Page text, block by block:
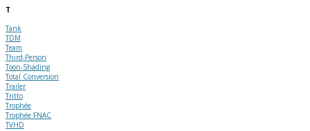
T
Tank
TDM
Team
Third-Person
Toon-Shading
Total Conversion
Trailer
Tritto
Trophée
Trophée FNAC
TVHD